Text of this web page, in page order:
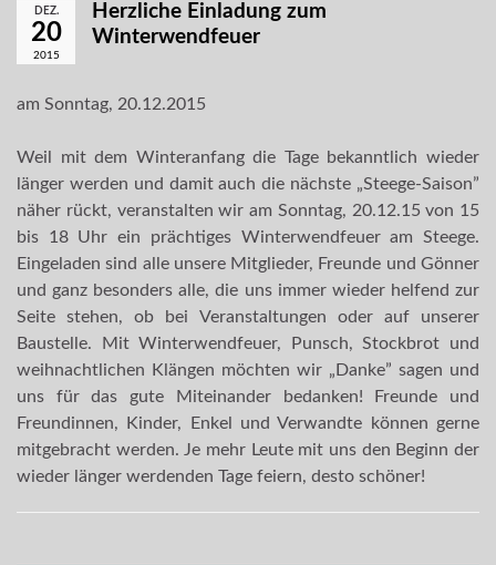
DEZ.
20
2015
Herzliche Einladung zum
Winterwendfeuer
am Sonntag, 20.12.2015
Weil mit dem Winteranfang die Tage bekanntlich wieder
länger werden und damit auch die nächste „Steege-Saison”
näher rückt, veranstalten wir am Sonntag, 20.12.15 von 15
bis 18 Uhr ein prächtiges Winterwendfeuer am Steege.
Eingeladen sind alle unsere Mitglieder, Freunde und Gönner
und ganz besonders alle, die uns immer wieder helfend zur
Seite stehen, ob bei Veranstaltungen oder auf unserer
Baustelle. Mit Winterwendfeuer, Punsch, Stockbrot und
weihnachtlichen Klängen möchten wir „Danke” sagen und
uns für das gute Miteinander bedanken! Freunde und
Freundinnen, Kinder, Enkel und Verwandte können gerne
mitgebracht werden. Je mehr Leute mit uns den Beginn der
wieder länger werdenden Tage feiern, desto schöner!